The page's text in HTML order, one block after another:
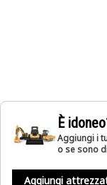
È
Aggiungi i
o se sono
Aggiungi